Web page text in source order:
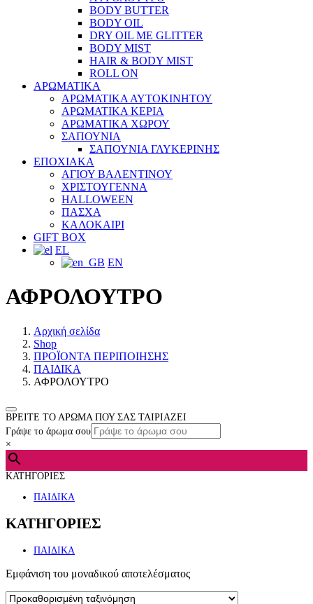
BODY BUTTER
BODY OIL
DRY OIL ΜΕ GLITTER
BODY MIST
HAIR & BODY MIST
ROLL ON
ΑΡΩΜΑΤΙΚΑ
ΑΡΩΜΑΤΙΚΑ ΑΥΤΟΚΙΝΗΤΟΥ
ΑΡΩΜΑΤΙΚΑ ΚΕΡΙΑ
ΑΡΩΜΑΤΙΚΑ ΧΩΡΟΥ
ΣΑΠΟΥΝΙΑ
ΣΑΠΟΥΝΙΑ ΓΛΥΚΕΡΙΝΗΣ
ΕΠΟΧΙΑΚΑ
ΑΓΙΟΥ ΒΑΛΕΝΤΙΝΟΥ
ΧΡΙΣΤΟΥΓΕΝΝΑ
HALLOWEEN
ΠΑΣΧΑ
ΚΑΛΟΚΑΙΡΙ
GIFT BOX
EL
EN
ΑΦΡΟΛΟΥΤΡΟ
Αρχική σελίδα
Shop
ΠΡΟΪΟΝΤΑ ΠΕΡΙΠΟΙΗΣΗΣ
ΠΑΙΔΙΚΑ
ΑΦΡΟΛΟΥΤΡΟ
ΒΡΕΙΤΕ ΤΟ ΑΡΩΜΑ ΠΟΥ ΣΑΣ ΤΑΙΡΙΑΖΕΙ
Γράψε το άρωμα σου
×
ΚΑΤΗΓΟΡΙΕΣ
ΠΑΙΔΙΚΑ
ΚΑΤΗΓΟΡΙΕΣ
ΠΑΙΔΙΚΑ
Εμφάνιση του μοναδικού αποτελέσματος